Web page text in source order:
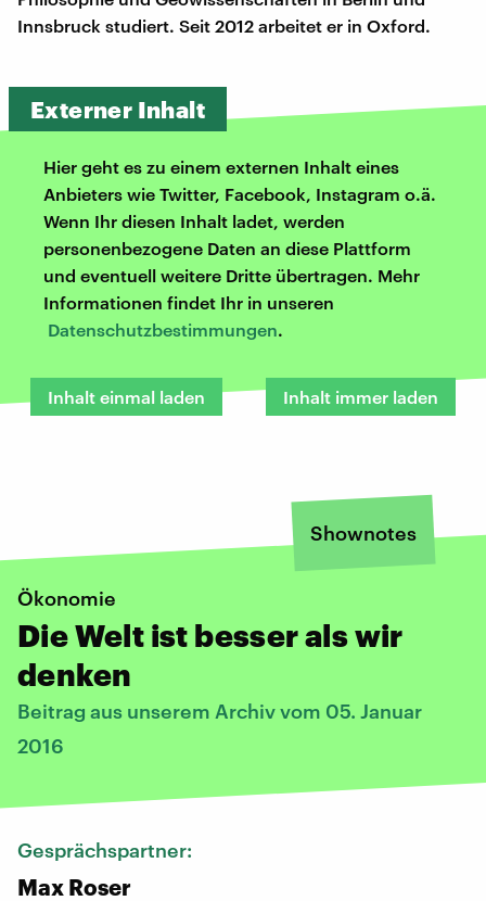
Innsbruck studiert. Seit 2012 arbeitet er in Oxford.
Externer Inhalt
Hier geht es zu einem externen Inhalt eines
Anbieters wie Twitter, Facebook, Instagram o.ä.
Wenn Ihr diesen Inhalt ladet, werden
personenbezogene Daten an diese Plattform
und eventuell weitere Dritte übertragen. Mehr
Informationen findet Ihr in unseren
Datenschutzbestimmungen.
Inhalt einmal laden Inhalt immer laden
Shownotes
Ökonomie
Die Welt ist besser als wir
denken
Beitrag aus unserem Archiv vom 05. Januar
2016
Gesprächspartner:
Max Roser